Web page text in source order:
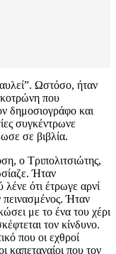
Ωστόσο, ήταν
που
δημοσιογράφο και
συγκέντρωνε
σε βιβλία.
ο Τριπολιτσιώτης,
Ήταν
ότι έτρωγε αρνί
πεινασμένος. Ήταν
με το ένα του χέρι
τον κίνδυνο.
που οι εχθροί
καπεταναίοι που τον